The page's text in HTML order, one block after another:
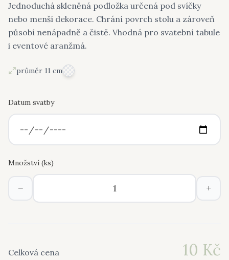
Jednoduchá skleněná podložka určená pod svíčky
nebo menší dekorace. Chrání povrch stolu a zároveň
působí nenápadně a čistě. Vhodná pro svatební tabule
i eventové aranžmá.
průměr 11 cm
Datum svatby
Množství (ks)
− +
Celková cena 10 Kč